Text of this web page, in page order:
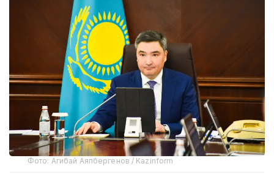
Фото: Агибай Аяпбергенов / Kazinform